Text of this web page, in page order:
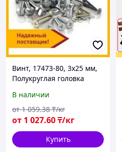
Винт, 17473-80, 3х25 мм,
Полукруглая головка
В наличии
от 1 027.60₸/кг
от 1 059.38 ₸/кг
Купить